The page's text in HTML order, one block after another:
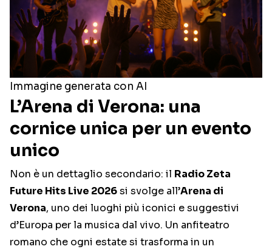
Immagine generata con AI
L’Arena di Verona: una
cornice unica per un evento
unico
Non è un dettaglio secondario: il Radio Zeta
Future Hits Live 2026si svolge all’Arena di
Verona, uno dei luoghi più iconici e suggestivi
d’Europa per la musica dal vivo. Un anfiteatro
romano che ogni estate si trasforma in un